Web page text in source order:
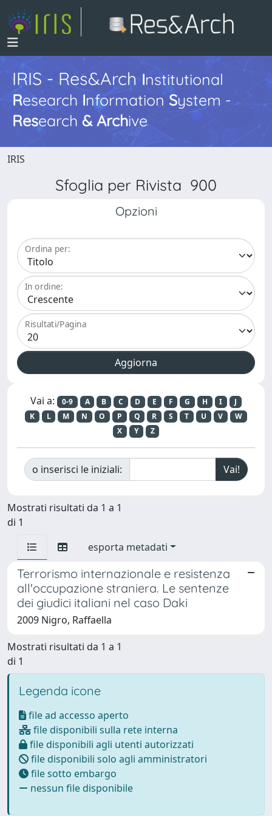
IRIS - Res&ArchInstitutional
Research InformationSystem -
Research & Archive
IRIS
Sfoglia per Rivista 900
Opzioni
Ordina per:
In ordine:
Risultati/Pagina
Vai a: 0-9 A B C D E F G H I
J
K
L M N O P Q R S T U V
W
X
Y Z
o inserisci le iniziali:
Mostrati risultati da 1 a 1
di 1
esporta metadati
Terrorismo internazionale e resistenza
all'occupazione straniera. Le sentenze
dei giudici italiani nel caso Daki
2009 Nigro, Raffaella
Mostrati risultati da 1 a 1
di 1
Legenda icone
file ad accesso aperto
file disponibili sulla rete interna
file disponibili agli utenti autorizzati
file disponibili solo agli amministratori
file sotto embargo
nessun file disponibile